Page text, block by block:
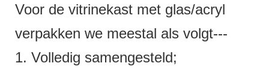
Voor de vitrinekast met glas/acryl
verpakken we meestal als volgt---
1. Volledig samengesteld;